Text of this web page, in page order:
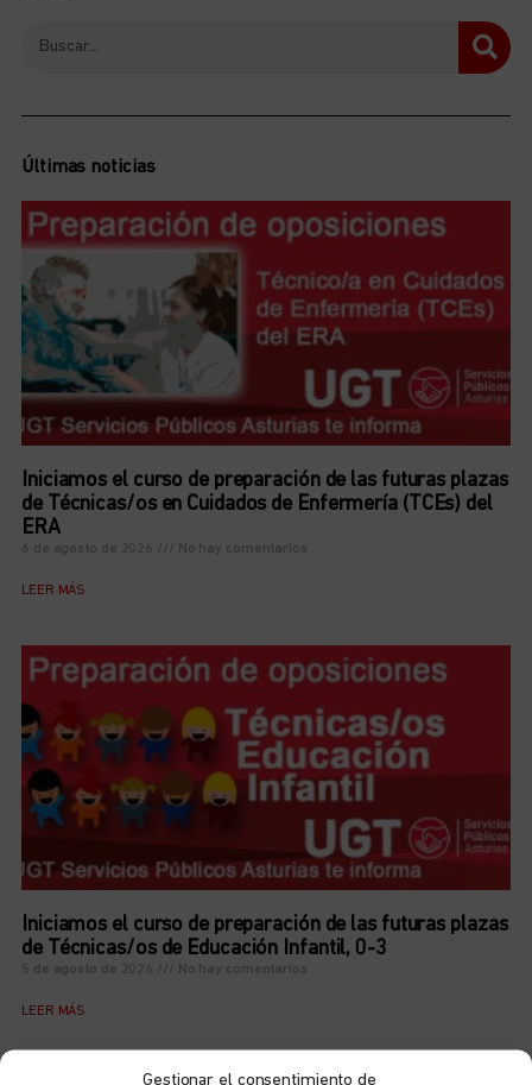
Gestionar el consentimiento de
Últimas noticias
Iniciamos el curso de preparación de las futuras plazas
de Técnicas/os en Cuidados de Enfermería (TCEs) del
ERA
6 de agosto de 2026 No hay comentarios
LEER MÁS
Iniciamos el curso de preparación de las futuras plazas
de Técnicas/os de Educación Infantil, 0-3
5 de agosto de 2026 No hay comentarios
LEER MÁS